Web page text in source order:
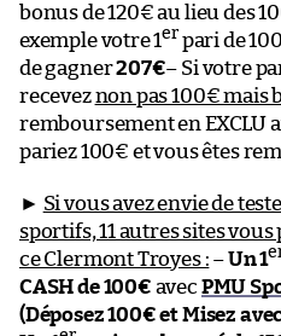
bonus de 120€ au lieu des
exemple votre 1er pari de
de gagner207€– Si votre
receveznon pas 100€ mais
remboursement en EXCLU
pariez 100€ et vous êtes
► Si vous avez envie de
sportifs, 11 autres sites
ce Clermont Troyes : –Un 1
CASH de 100€ avec PMU
(Déposez 100€ et Misez